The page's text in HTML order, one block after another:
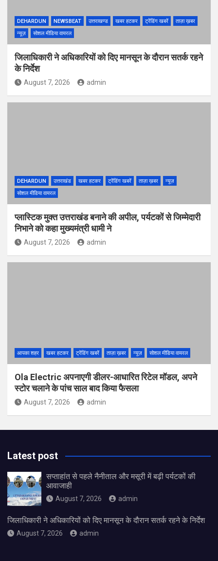
DEHARDUN NEWSBEAT उत्तराखण्ड खबर हटकर ट्रेंडिंग खबरें
ताज़ा ख़बर
न्यूज़
सोशल मीडिया वायरल
जिलाधिकारी ने अधिकारियों को दिए मानसून के दौरान सतर्क रहने
के निर्देश
August 7, 2026 admin
DEHARDUN उत्तराखंड खबर हटकर ट्रेंडिंग खबरें ताज़ा ख़बर
न्यूज़
सोशल मीडिया वायरल
प्लास्टिक मुक्त उत्तराखंड बनाने की अपील, पर्यटकों से जिम्मेदारी
निभाने को कहा मुख्यमंत्री धामी ने
August 7, 2026 admin
आपका शहर खबर हटकर ट्रेंडिंग खबरें ताज़ा ख़बर न्यूज़ सोशल मीडिया वायरल
Ola Electric अपनाएगी डीलर-आधारित रिटेल मॉडल, अपने
स्टोर चलाने के पांच साल बाद किया फैसला
August 7, 2026 admin
Latest post
सप्ताहांत से पहले नैनीताल और मसूरी में बढ़ी पर्यटकों की
आवाजाही
August 7, 2026 admin
जिलाधिकारी ने अधिकारियों को दिए मानसून के दौरान सतर्क रहने के निर्देश
August 7, 2026 admin